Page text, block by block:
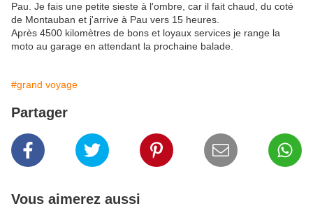
Pau. Je fais une petite sieste à l'ombre, car il fait chaud, du coté
de Montauban et j'arrive à Pau vers 15 heures.
Après 4500 kilomètres de bons et loyaux services je range la
moto au garage en attendant la prochaine balade.
#grand voyage
Partager
Vous aimerez aussi